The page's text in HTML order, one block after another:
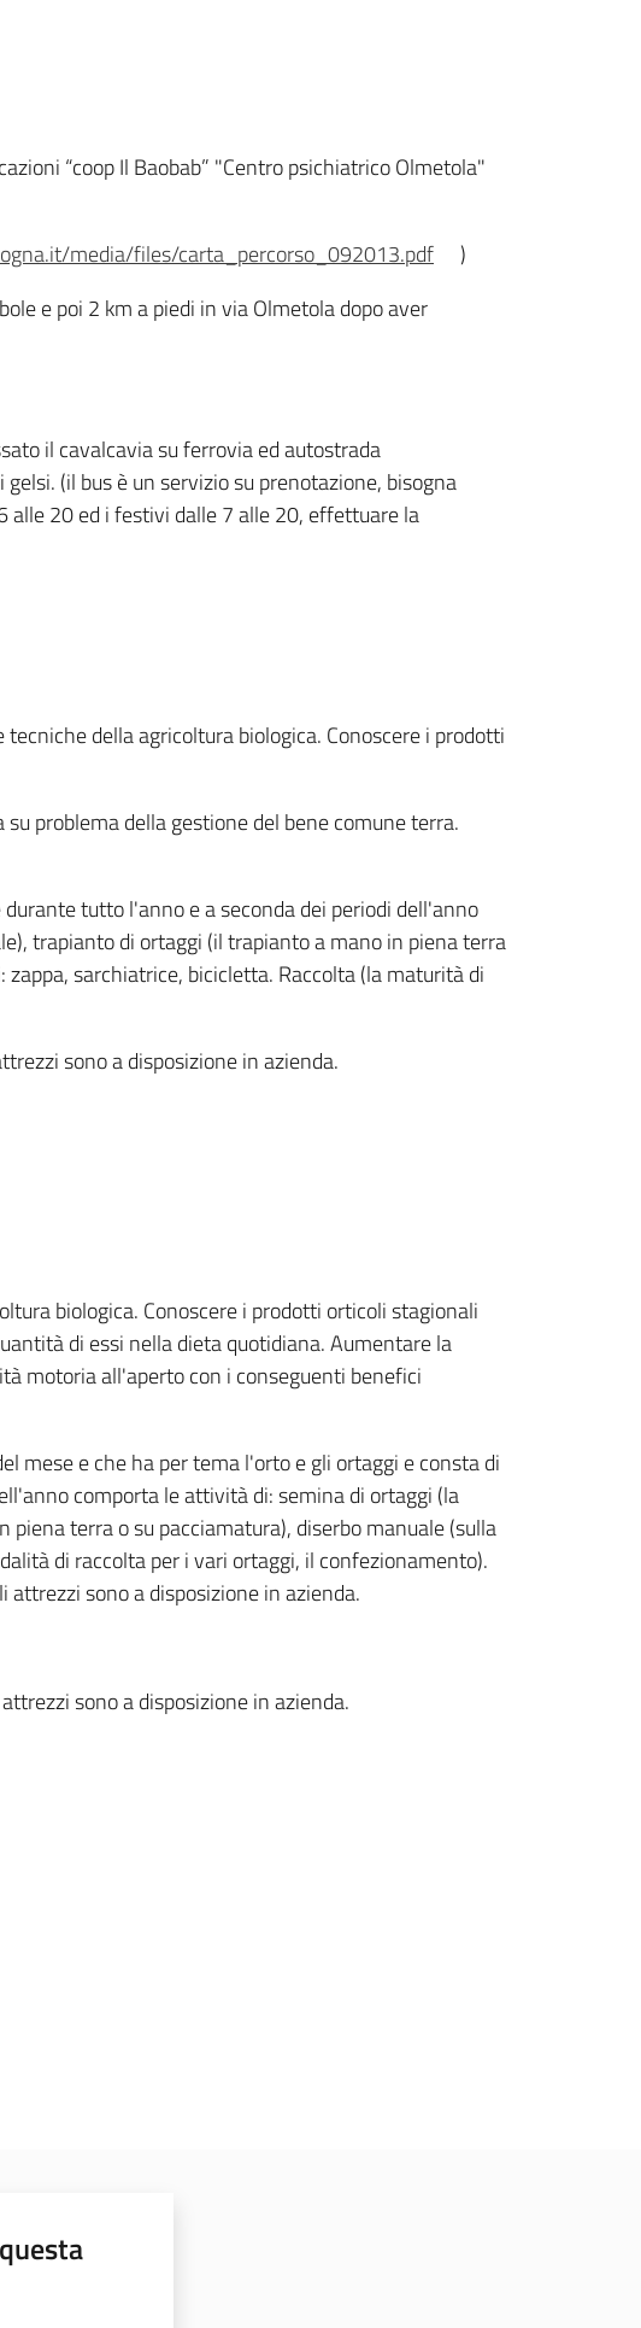
“coop Il Baobab” "Centro psichiatrico Olmetola"
media/files/carta_percorso_092013.pdf
)
e poi 2 km a piedi in via Olmetola dopo aver
il cavalcavia su ferrovia ed autostrada
(il bus è un servizio su prenotazione, bisogna
20 ed i festivi dalle 7 alle 20, effettuare la
della agricoltura biologica. Conoscere i prodotti
problema della gestione del bene comune terra.
durante tutto l'anno e a seconda dei periodi dell'anno
trapianto di ortaggi (il trapianto a mano in piena terra
sarchiatrice, bicicletta. Raccolta (la maturità di
sono a disposizione in azienda.
biologica. Conoscere i prodotti orticoli stagionali
di essi nella dieta quotidiana. Aumentare la
motoria all'aperto con i conseguenti benefici
mese e che ha per tema l'orto e gli ortaggi e consta di
comporta le attività di: semina di ortaggi (la
terra o su pacciamatura), diserbo manuale (sulla
di raccolta per i vari ortaggi, il confezionamento).
sono a disposizione in azienda.
sono a disposizione in azienda.